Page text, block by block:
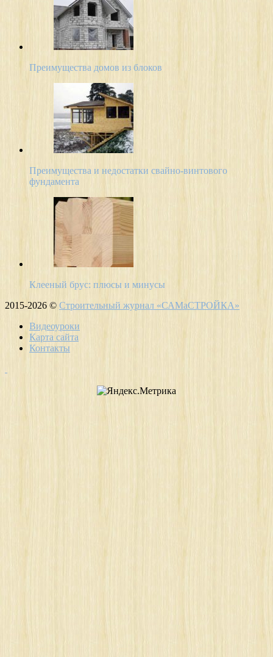
Преимущества домов из блоков
Преимущества и недостатки свайно-винтового
фундамента
Клееный брус: плюсы и минусы
2015-2026 © Строительный журнал «САМаСТРОЙКА»
Видеоуроки
Карта сайта
Контакты